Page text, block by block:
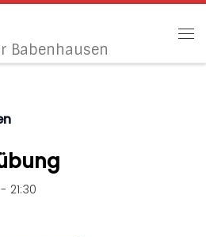
Babenhausen
- 21:30